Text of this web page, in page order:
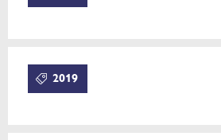
2019